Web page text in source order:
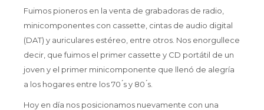
Fuimos pioneros en la venta de grabadoras de radio,
minicomponentes con cassette, cintas de audio digital
(DAT) y auriculares estéreo, entre otros. Nos enorgullece
decir, que fuimos el primer cassette y CD portátil de un
joven y el primer minicomponente que llenó de alegría
a los hogares entre los 70 ́s y 80 ́s.
Hoy en día nos posicionamos nuevamente con una